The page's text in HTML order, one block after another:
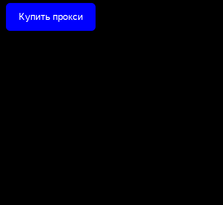
Купить прокси